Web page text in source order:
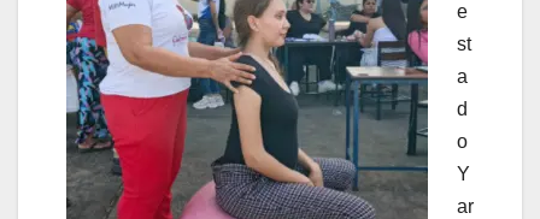
e
st
a
d
o
Y
ar